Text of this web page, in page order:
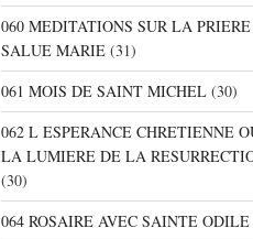
060 MEDITATIONS SUR LA
SALUE MARIE(31)
061 MOIS DE SAINT MICHEL(30)
062 L ESPERANCE CHRETIENNE
LA LUMIERE DE LA
(30)
064 ROSAIRE AVEC SAINTE ODILE